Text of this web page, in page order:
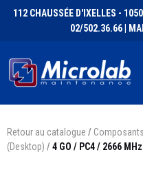
112 CHAUSSÉE D'IXELLES -
02/502.36.66 |
Retour au catalogue /
(Desktop) /4 GO / PC4 / 2666